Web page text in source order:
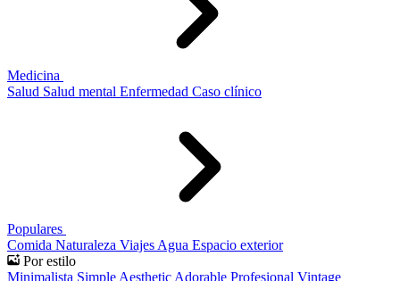
Medicina
Salud Salud mental Enfermedad Caso clínico
Populares
Comida Naturaleza Viajes Agua Espacio exterior
Por estilo
Minimalista Simple Aesthetic Adorable Profesional Vintage